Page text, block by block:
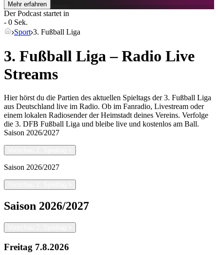
Mehr erfahren
Der Podcast startet in
- 0 Sek.
Sport 3. Fußball Liga
3. Fußball Liga – Radio Live
Streams
Hier hörst du die Partien des aktuellen Spieltags der 3. Fußball Liga
aus Deutschland live im Radio. Ob im Fanradio, Livestream oder
einem lokalen Radiosender der Heimstadt deines Vereins. Verfolge
die 3. DFB Fußball Liga und bleibe live und kostenlos am Ball.
Saison 2026/2027
Saison 2026/2027
Saison 2026/2027
Freitag 7.8.2026